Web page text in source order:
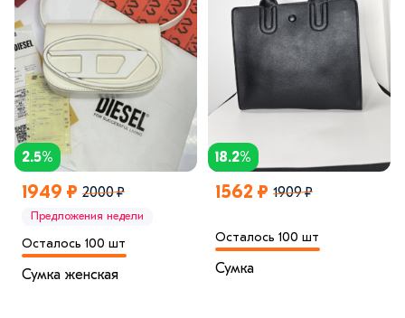
2.5%
1949 ₽ 2000 ₽
Предложения недели
Осталось 100 шт
Сумка женская
18.2%
1562 ₽ 1909 ₽
Осталось 100 шт
Сумка